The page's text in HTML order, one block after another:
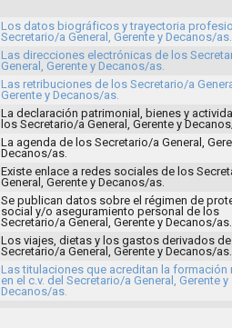
Los datos biográficos y trayectoria
Secretario/a General, Gerente y Decanos/as.
Las direcciones electrónicas de los
General, Gerente y Decanos/as.
Las retribuciones de los Secretario/a
Gerente y Decanos/as.
La declaración patrimonial, bienes y
los Secretario/a General, Gerente y
La agenda de los Secretario/a General,
Decanos/as.
Existe enlace a redes sociales de los
General, Gerente y Decanos/as.
Se publican datos sobre el régimen de
social y/o aseguramiento personal de los
Secretario/a General, Gerente y Decanos/as.
Los viajes, dietas y los gastos derivados
Secretario/a General, Gerente y Decanos/as.
Las titulaciones que acreditan la formación
en el c.v. del Secretario/a General, Gerente y
Decanos/as.